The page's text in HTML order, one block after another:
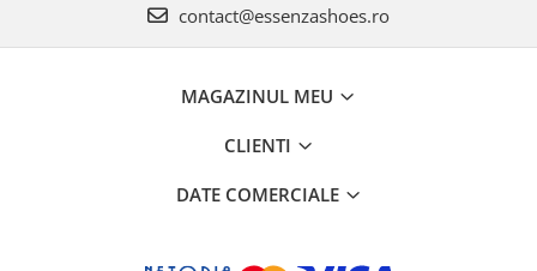
contact@essenzashoes.ro
MAGAZINUL MEU
CLIENTI
DATE COMERCIALE